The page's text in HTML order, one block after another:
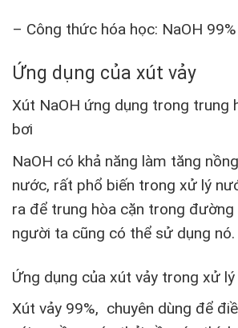
– Công thức hóa học: NaOH 99%
Ứng dụng của xút vảy
Xút NaOH ứng dụng trong trung
bơi
NaOH có khả năng làm tăng
nước, rất phổ biến trong xử lý
ra để trung hòa cặn trong
người ta cũng có thể sử dụng nó.
Ứng dụng của xút vảy trong xử
Xút vảy 99%, chuyên dùng để